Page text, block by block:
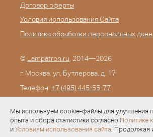
Мы используем cookie-файлы для улучшения
опыта и сбора статистики согласно Политике
и Условиям использования сайта. Продолжая
Договор оферты
Условия использования Сайта
Политика обработки персональных
© Lampatron.ru , 2014—2026
г. Москва. ул. Бутлерова, д. 17
Телефон: +7 (495) 445-55-77